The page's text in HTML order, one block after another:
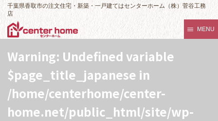
千葉県香取市の注文住宅・新築・一戸建てはセンターホーム（株）菅谷工務
店
MENU
Warning: Undefined variable
$page_title_japanese in
/home/centerhome/center-
home.net/public_html/site/wp-